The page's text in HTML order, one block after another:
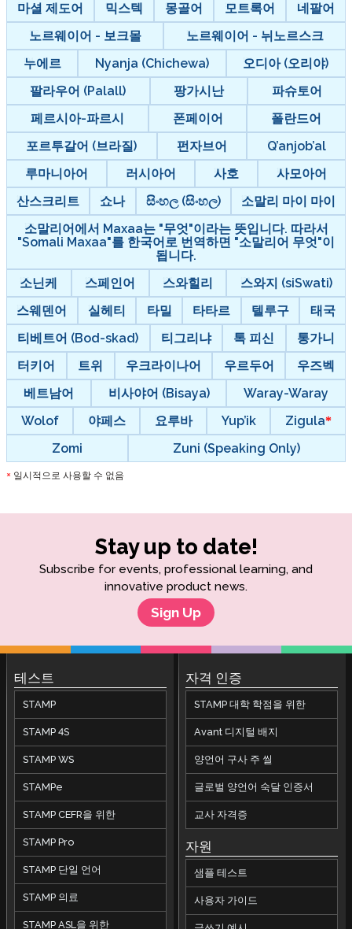
마셜 제도어
믹스텍 몽골어 모트록어
네팔어
노르웨이어 - 보크몰
노르웨이어 - 뉘노르스크
누에르
Nyanja (Chichewa)
오디아 (오리야)
팔라우어 (Palall)
팡가시난
파슈토어
페르시아-파르시
폰페이어
폴란드어
포르투갈어 (브라질)
펀자브어
Q’anjob’al
루마니아어
러시아어 사호
사모아어
산스크리트
쇼나 සිංහල (සිංහල)
소말리 마이 마이
소말리어에서 Maxaa는 "무엇"이라는 뜻입니다. 따라서
"Somali Maxaa"를 한국어로 번역하면 "소말리어 무엇"이
됩니다.
소닌케
스페인어 스와힐리
스와지 (siSwati)
스웨덴어
실헤티 타밀 타타르 텔루구
태국
티베트어 (Bod-skad)
티그리냐 톡 피신
통가니
터키어
트위 우크라이나어 우르두어
우즈벡
베트남어
비사야어 (Bisaya)
Waray-Waray
Wolof
야페스 요루바 Yup’ik
Zigula
Zomi
Zuni (Speaking Only)
* 일시적으로 사용할 수 없음
Stay up to date!
Subscribe for events, professional learning, and
innovative product news.
Sign Up
테스트
STAMP
STAMP 4S
STAMP WS
STAMPe
STAMP CEFR을 위한
STAMP Pro
STAMP 단일 언어
STAMP 의료
STAMP ASL을 위한
자격 인증
STAMP 대학 학점을 위한
Avant 디지털 배지
양언어 구사 주 씰
글로벌 양언어 숙달 인증서
교사 자격증
자원
샘플 테스트
사용자 가이드